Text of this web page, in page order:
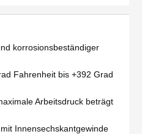
korrosionsbeständiger
Fahrenheit bis +392 Grad
Arbeitsdruck beträgt
Innensechskantgewinde